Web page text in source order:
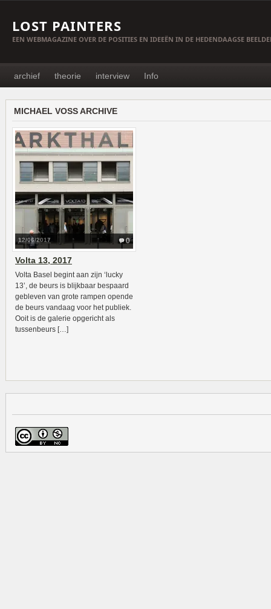
LOST PAINTERS
EEN WEBMAGAZINE OVER DE POSITIES EN IDEEËN IN DE HEDENDAAGSE
archief theorie interview Info
MICHAEL VOSS ARCHIVE
0
12/06/2017
Volta 13, 2017
Volta Basel begint aan zijn ‘lucky
13’, de beurs is blijkbaar bespaard
gebleven van grote rampen opende
de beurs vandaag voor het publiek.
Ooit is de galerie opgericht als
tussenbeurs […]